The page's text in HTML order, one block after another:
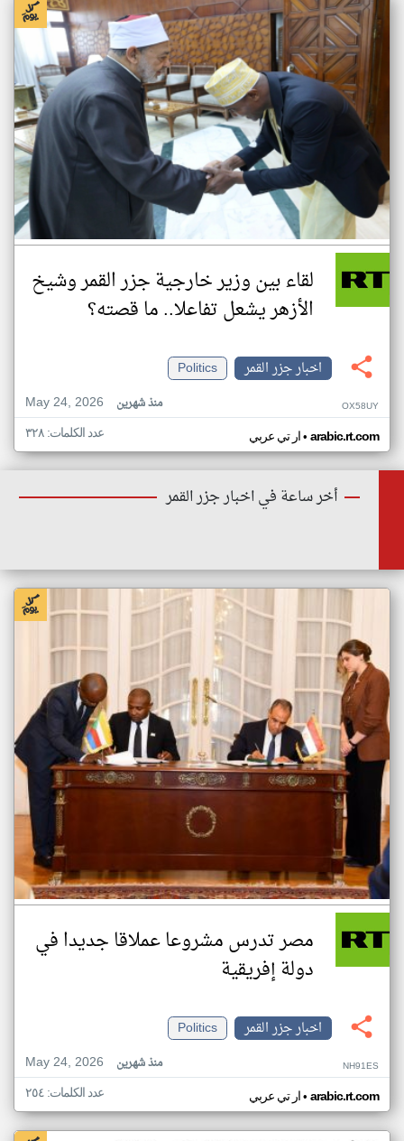
لقاء بين وزير خارجية جزر القمر وشيخ
الأزهر يشعل تفاعلا.. ما قصته؟
اخبار جزر القمر
Politics
May 24, 2026
منذ شهرين OX58UY
ار تي عربي• arabic.rt.com عدد الكلمات: ٣٢٨
أخر ساعة في اخبار جزر القمر
مصر تدرس مشروعا عملاقا جديدا في
دولة إفريقية
اخبار جزر القمر
Politics
May 24, 2026
منذ شهرين NH91ES
ار تي عربي• arabic.rt.com عدد الكلمات: ٢٥٤